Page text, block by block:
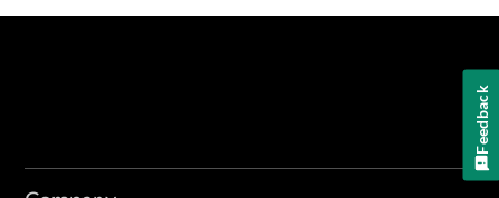
Feedback